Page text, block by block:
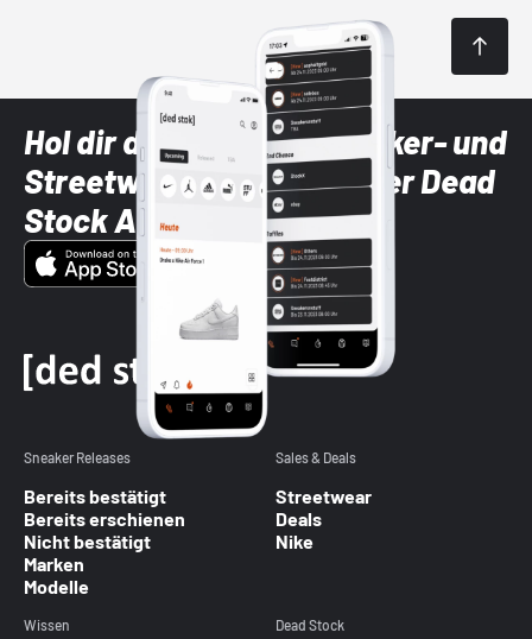
Hol dir die neuesten Sneaker- und
Streetwear-Brands mit der Dead
Stock App
Sneaker Releases
Bereits bestätigt
Bereits erschienen
Nicht bestätigt
Marken
Modelle
Sales & Deals
Streetwear
Deals
Nike
Wissen Dead Stock